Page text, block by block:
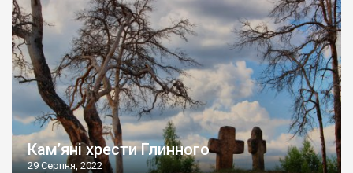
Кам’яні хрести Глинного
29 Серпня, 2022